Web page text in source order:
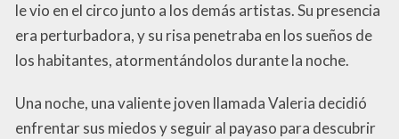
le vio en el circo junto a los demás artistas. Su presencia
era perturbadora, y su risa penetraba en los sueños de
los habitantes, atormentándolos durante la noche.
Una noche, una valiente joven llamada Valeria decidió
enfrentar sus miedos y seguir al payaso para descubrir